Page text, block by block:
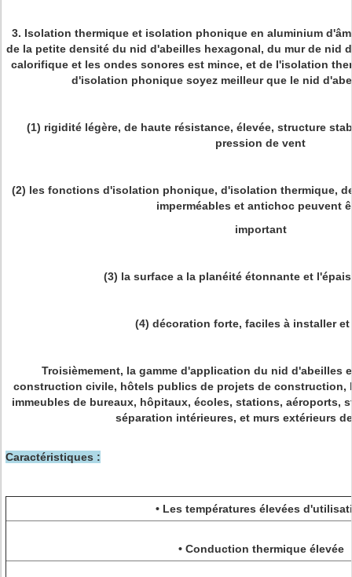
3. Isolation thermique et isolation phonique en aluminium
de la petite densité du nid d'abeilles hexagonal, du mur de nid
calorifique et les ondes sonores est mince, et de l'isolation
d'isolation phonique soyez meilleur que le nid
(1) rigidité légère, de haute résistance, élevée, structure
pression de vent
(2) les fonctions d'isolation phonique, d'isolation thermique,
imperméables et antichoc peuvent
important
(3) la surface a la planéité étonnante et
(4) décoration forte, faciles à installer et
Troisièmement, la gamme d'application du nid d'abeilles
construction civile, hôtels publics de projets de construction,
immeubles de bureaux, hôpitaux, écoles, stations, aéroports,
séparation intérieures, et murs extérieurs
Caractéristiques :
• Les températures élevées
• Conduction thermique élevée